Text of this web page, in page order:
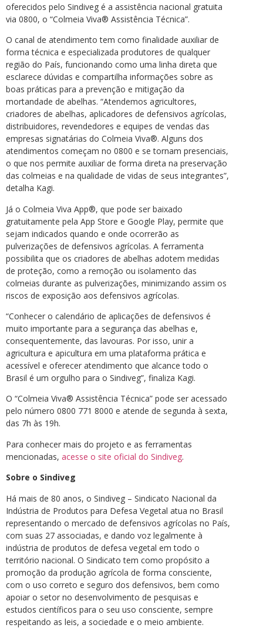
oferecidos pelo Sindiveg é a assistência nacional gratuita
via 0800, o “Colmeia Viva® Assistência Técnica”.
O canal de atendimento tem como finalidade auxiliar de
forma técnica e especializada produtores de qualquer
região do País, funcionando como uma linha direta que
esclarece dúvidas e compartilha informações sobre as
boas práticas para a prevenção e mitigação da
mortandade de abelhas. “Atendemos agricultores,
criadores de abelhas, aplicadores de defensivos agrícolas,
distribuidores, revendedores e equipes de vendas das
empresas signatárias do Colmeia Viva®. Alguns dos
atendimentos começam no 0800 e se tornam presenciais,
o que nos permite auxiliar de forma direta na preservação
das colmeias e na qualidade de vidas de seus integrantes”,
detalha Kagi.
Já o Colmeia Viva App®, que pode ser baixado
gratuitamente pela App Store e Google Play, permite que
sejam indicados quando e onde ocorrerão as
pulverizações de defensivos agrícolas. A ferramenta
possibilita que os criadores de abelhas adotem medidas
de proteção, como a remoção ou isolamento das
colmeias durante as pulverizações, minimizando assim os
riscos de exposição aos defensivos agrícolas.
“Conhecer o calendário de aplicações de defensivos é
muito importante para a segurança das abelhas e,
consequentemente, das lavouras. Por isso, unir a
agricultura e apicultura em uma plataforma prática e
acessível e oferecer atendimento que alcance todo o
Brasil é um orgulho para o Sindiveg”, finaliza Kagi.
O “Colmeia Viva® Assistência Técnica” pode ser acessado
pelo número 0800 771 8000 e atende de segunda à sexta,
das 7h às 19h.
Para conhecer mais do projeto e as ferramentas
mencionadas, acesse o site oficial do Sindiveg.
Sobre o Sindiveg
Há mais de 80 anos, o Sindiveg – Sindicato Nacional da
Indústria de Produtos para Defesa Vegetal atua no Brasil
representando o mercado de defensivos agrícolas no País,
com suas 27 associadas, e dando voz legalmente à
indústria de produtos de defesa vegetal em todo o
território nacional. O Sindicato tem como propósito a
promoção da produção agrícola de forma consciente,
com o uso correto e seguro dos defensivos, bem como
apoiar o setor no desenvolvimento de pesquisas e
estudos científicos para o seu uso consciente, sempre
respeitando as leis, a sociedade e o meio ambiente.